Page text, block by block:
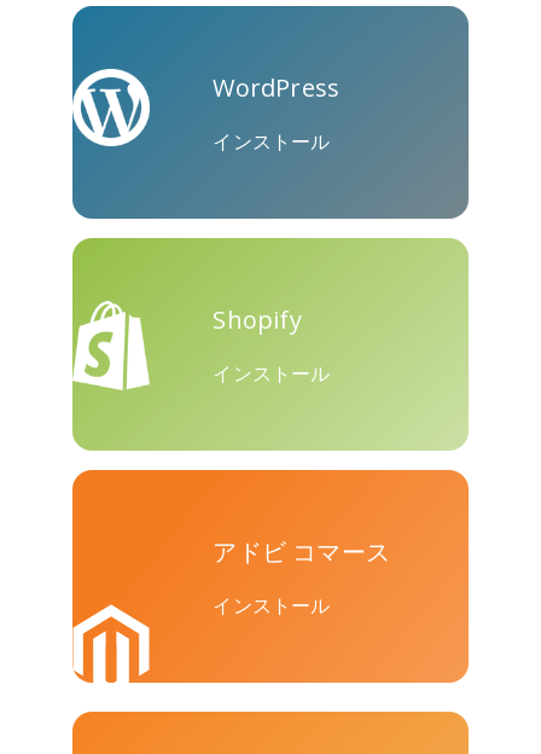
クーアッ
プ
Microsoft
Teams
Nextdoor 展望
テンセン
ト
WordPress
インストール
Shopify
インストール
アドビ コマース
インストール